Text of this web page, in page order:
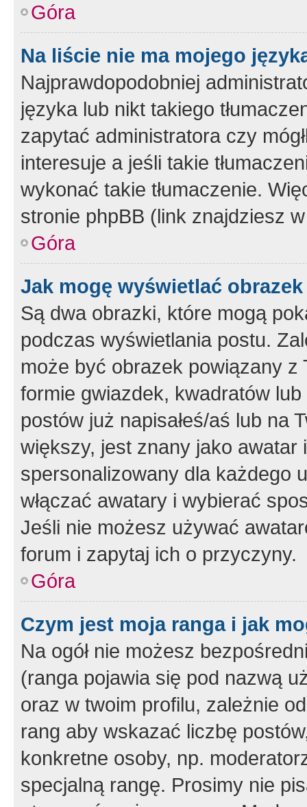
Góra
Na liście nie ma mojego
Najprawdopodobniej
języka lub nikt takiego
zapytać administratora czy
interesuje a jeśli takie
wykonać takie tłumaczenie.
stronie phpBB (link znajdziesz
Góra
Jak mogę wyświetlać
Są dwa obrazki, które mogą
podczas wyświetlania postu.
może być obrazek powiązany z
formie gwiazdek, kwadratów
postów już napisałeś/aś lub na
większy, jest znany jako
spersonalizowany dla każdego
włączać awatary i wybierać
Jeśli nie możesz używać
forum i zapytaj ich o przyczyny.
Góra
Czym jest moja ranga i jak
Na ogół nie możesz
(ranga pojawia się pod nazwą
oraz w twoim profilu, zależnie
rang aby wskazać liczbę
konkretne osoby, np.
specjalną rangę. Prosimy nie